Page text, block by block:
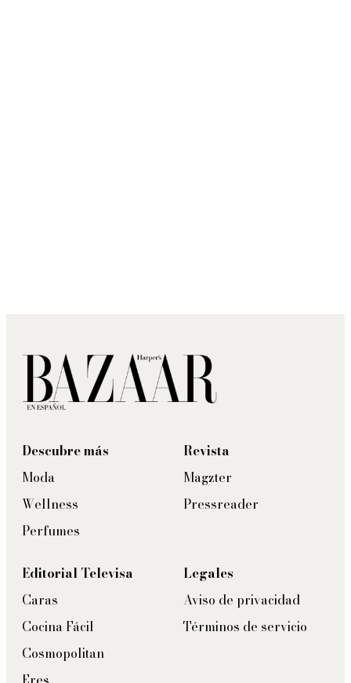
Descubre más
Moda
Wellness
Perfumes
Revista
Magzter
Pressreader
Editorial Televisa
Caras
Cocina Fácil
Cosmopolitan
Legales
Aviso de privacidad
Términos de servicio